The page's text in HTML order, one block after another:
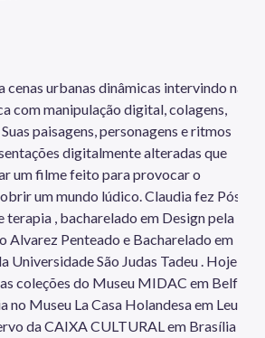
cenas urbanas dinâmicas intervindo na
com manipulação digital, colagens,
paisagens, personagens e ritmos
digitalmente alteradas que
um filme feito para provocar o
um mundo lúdico. Claudia fez Pós-
terapia , bacharelado em Design pela
Alvarez Penteado e Bacharelado em
Universidade São Judas Tadeu . Hoje,
coleções do Museu MIDAC em Belforte
no Museu La Casa Holandesa em
da CAIXA CULTURAL em Brasília e na